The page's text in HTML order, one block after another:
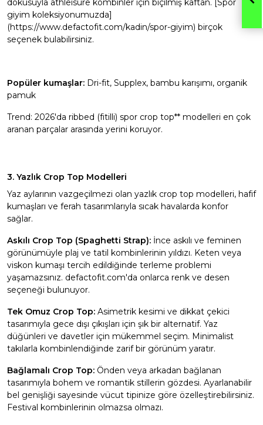
dokusuyla athleisure kombinler için biçilmiş kaftan. [Spor
giyim koleksiyonumuzda]
(https://www.defactofit.com/kadin/spor-giyim) birçok
seçenek bulabilirsiniz.
Popüler kumaşlar: Dri-fit, Supplex, bambu karışımı, organik
pamuk
Trend: 2026'da ribbed (fitilli) spor crop top** modelleri en çok
aranan parçalar arasında yerini koruyor.
3. Yazlık Crop Top Modelleri
Yaz aylarının vazgeçilmezi olan yazlık crop top modelleri, hafif
kumaşları ve ferah tasarımlarıyla sıcak havalarda konfor
sağlar.
Askılı Crop Top (Spaghetti Strap): İnce askılı ve feminen
görünümüyle plaj ve tatil kombinlerinin yıldızı. Keten veya
viskon kumaşı tercih edildiğinde terleme problemi
yaşamazsınız. defactofit.com'da onlarca renk ve desen
seçeneği bulunuyor.
Tek Omuz Crop Top: Asimetrik kesimi ve dikkat çekici
tasarımıyla gece dışı çıkışları için şık bir alternatif. Yaz
düğünleri ve davetler için mükemmel seçim. Minimalist
takılarla kombinlendiğinde zarif bir görünüm yaratır.
Bağlamalı Crop Top: Önden veya arkadan bağlanan
tasarımıyla bohem ve romantik stillerin gözdesi. Ayarlanabilir
bel genişliği sayesinde vücut tipinize göre özelleştirebilirsiniz.
Festival kombinlerinin olmazsa olmazı.